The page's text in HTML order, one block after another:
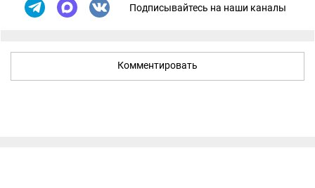
Подписывайтесь на наши каналы
Комментировать